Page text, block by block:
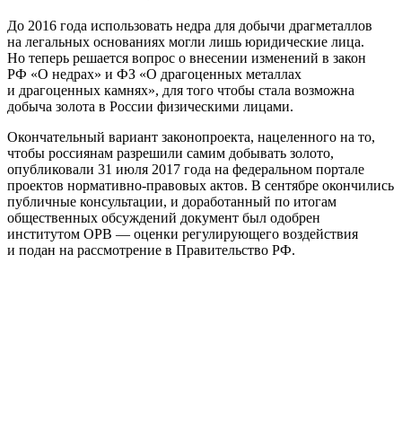
До 2016 года использовать недра для добычи драгметаллов
на легальных основаниях могли лишь юридические лица.
Но теперь решается вопрос о внесении изменений в закон
РФ «О недрах» и ФЗ «О драгоценных металлах
и драгоценных камнях», для того чтобы стала возможна
добыча золота в России физическими лицами.
Окончательный вариант законопроекта, нацеленного на то,
чтобы россиянам разрешили самим добывать золото,
опубликовали 31 июля 2017 года на федеральном портале
проектов нормативно-правовых актов. В сентябре окончились
публичные консультации, и доработанный по итогам
общественных обсуждений документ был одобрен
институтом ОРВ — оценки регулирующего воздействия
и подан на рассмотрение в Правительство РФ.